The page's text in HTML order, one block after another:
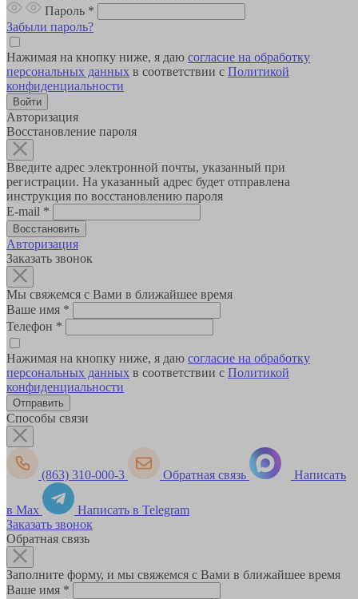
Пароль *
Забыли пароль?
Нажимая на кнопку ниже, я даю согласие на обработку
персональных данных в соответствии с Политикой
конфиденциальности
Авторизация
Восстановление пароля
Введите адрес электронной почты, указанный при
регистрации. На указанный адрес будет отправлена
инструкция по восстановлению пароля
E-mail *
Авторизация
Заказать звонок
Мы свяжемся с Вами в ближайшее время
Ваше имя *
Телефон *
Нажимая на кнопку ниже, я даю согласие на обработку
персональных данных в соответствии с Политикой
конфиденциальности
Способы связи
(863) 310-000-3 Обратная связь Написать
в Max
Написать в Telegram
Заказать звонок
Обратная связь
Заполните форму, и мы свяжемся с Вами в ближайшее время
Ваше имя *